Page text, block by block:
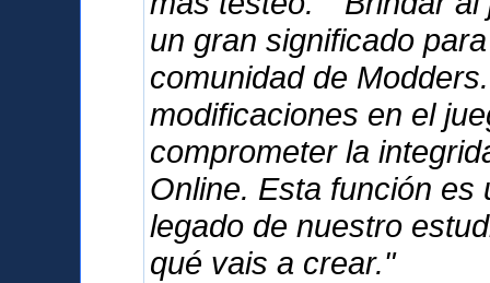
un gran significado
comunidad de
modificaciones en el
comprometer la
Online. Esta función es
legado de nuestro
qué vais a crear."